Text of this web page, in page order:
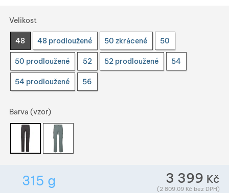
Vyberte variantu
Velikost
48 48 prodloužené 50 zkrácené 50
50 prodloužené 52 52 prodloužené 54
54 prodloužené 56
Barva (vzor)
315 g Hmotnost v gramech. Téměř všechno zboží
3 399 Kč
(2 809,09 Kč bez DPH)
Zobrazit více
Zobrazit více
Zobrazit více
Zobrazit více
Zobrazit více